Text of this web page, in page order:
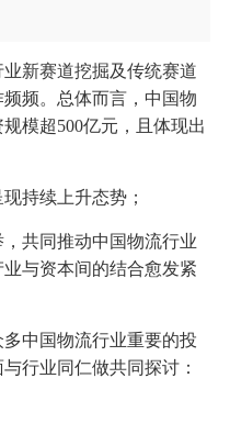
新赛道挖掘及传统赛道
频。总体而言，中国物
模超500亿元，且体现出
持续上升态势；
共同推动中国物流行业
与资本间的结合愈发紧
中国物流行业重要的投
行业同仁做共同探讨：